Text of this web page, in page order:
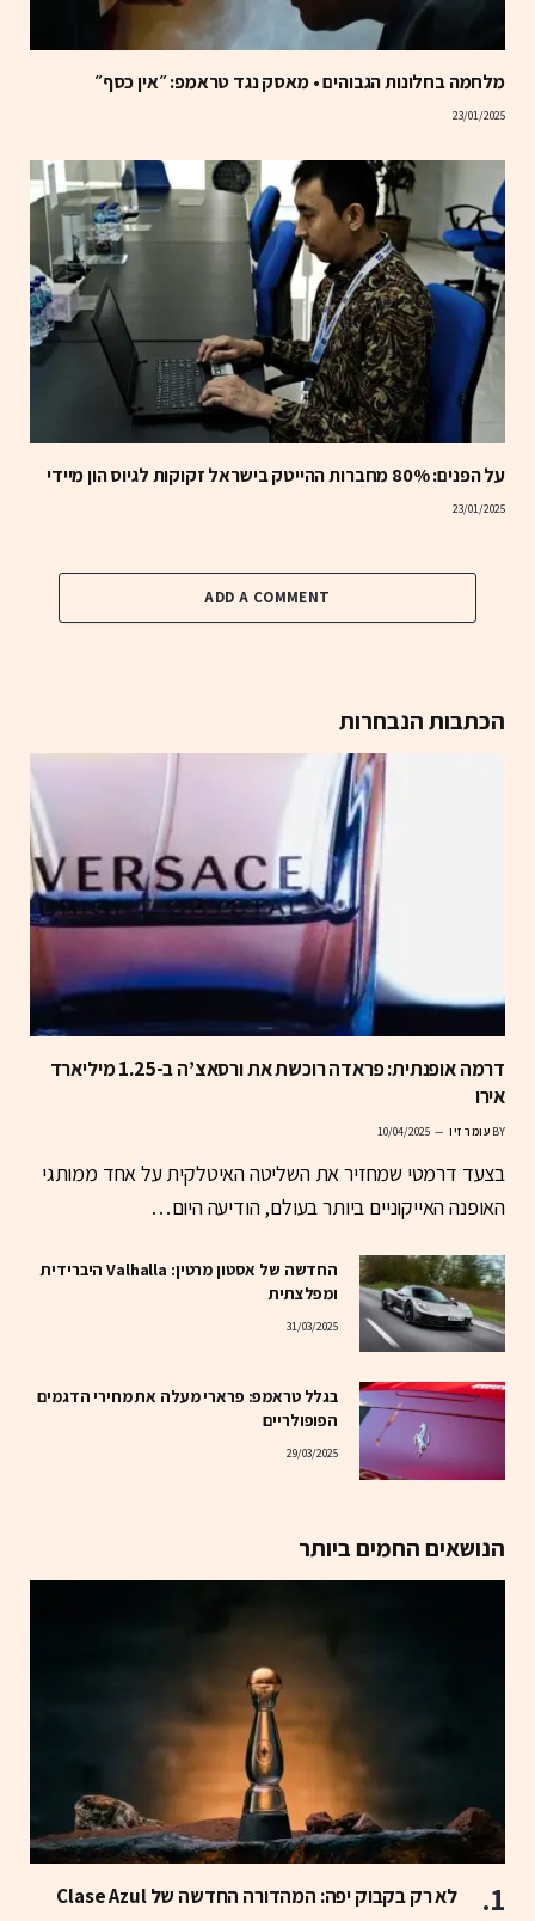
מלחמה בחלונות הגבוהים • מאסק נגד טראמפ: ״אין כסף״
23/01/2025
על הפנים: 80% מחברות ההייטק בישראל זקוקות לגיוס הון מיידי
23/01/2025
ADD A COMMENT
הכתבות הנבחרות
דרמה אופנתית: פראדה רוכשת את ורסאצ’ה ב-1.25 מיליארד
אירו
BY עומר זיו 10/04/2025
בצעד דרמטי שמחזיר את השליטה האיטלקית על אחד ממותגי
האופנה האייקוניים ביותר בעולם, הודיעה היום…
החדשה של אסטון מרטין: Valhalla היברידית
ומפלצתית
31/03/2025
בגלל טראמפ: פרארי מעלה את מחירי הדגמים
הפופולריים
29/03/2025
הנושאים החמים ביותר
לא רק בקבוק יפה: המהדורה החדשה של Clase Azul